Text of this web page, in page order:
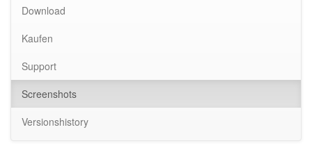
Download
Kaufen
Support
Screenshots
Versionshistory